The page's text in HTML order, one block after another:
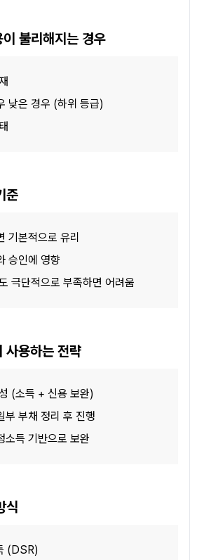
불리해지는 경우
낮은 경우 (하위 등급)
준
기본적으로 유리
승인에 영향
극단적으로 부족하면 어려움
사용하는 전략
(소득 + 신용 보완)
부 부채 정리 후 진행
소득 기반으로 보완
식
(DSR)